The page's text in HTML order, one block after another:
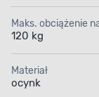
Maks. obciążenie
120 kg
Materiał
ocynk